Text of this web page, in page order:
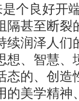
是个良好开
隔甚至断裂
续润泽人们
想、智慧、
态的、创造
的美学精神